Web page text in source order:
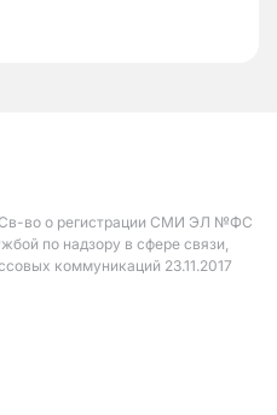
во о регистрации СМИ ЭЛ №ФС
по надзору в сфере связи,
коммуникаций 23.11.2017